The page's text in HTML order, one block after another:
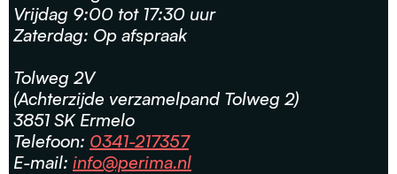
Vrijdag 9:00 tot 17:30 uur
Zaterdag: Op afspraak
Tolweg 2V
(Achterzijde verzamelpand Tolweg 2)
3851 SK Ermelo
Telefoon: 0341-217357
E-mail: info@perima.nl